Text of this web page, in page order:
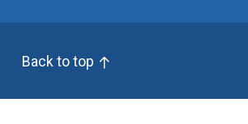
Back to top